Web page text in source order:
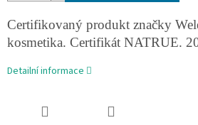
Certifikovaný produkt značky
kosmetika. Certifikát NATRUE.
Detailní informace